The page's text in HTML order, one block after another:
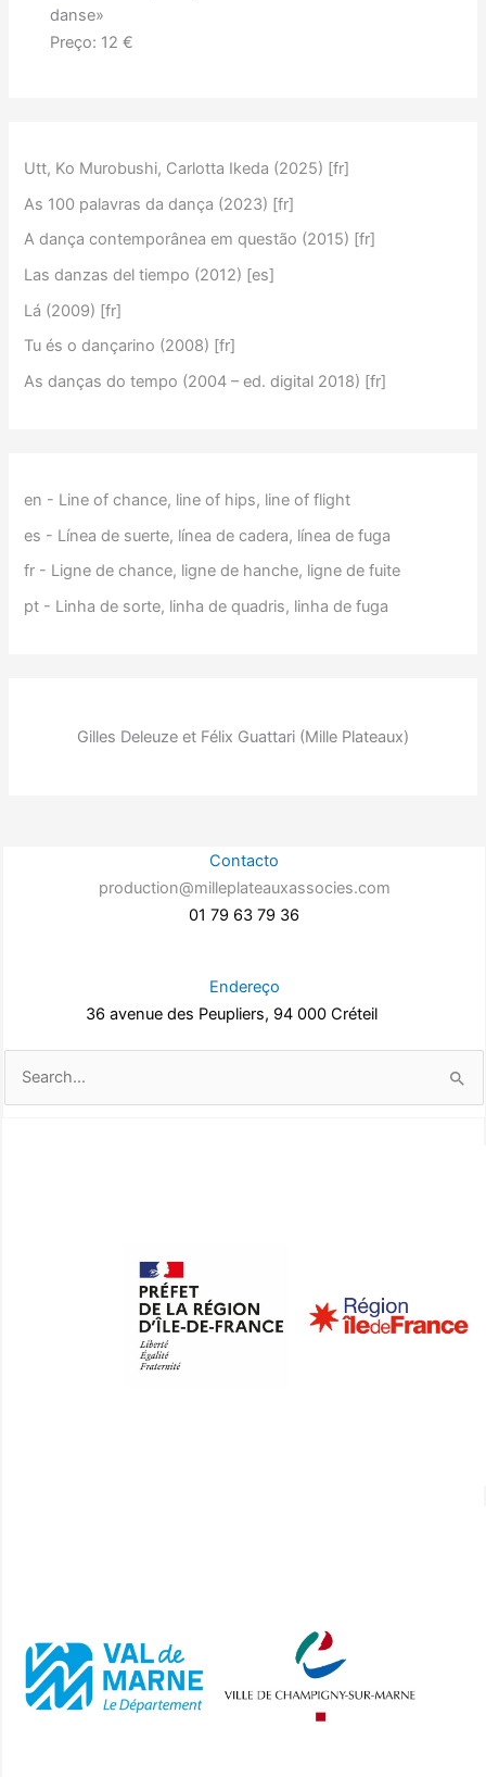
danse»
Preço: 12 €
Utt, Ko Murobushi, Carlotta Ikeda (2025) [fr]
As 100 palavras da dança (2023) [fr]
A dança contemporânea em questão (2015) [fr]
Las danzas del tiempo (2012) [es]
Lá (2009) [fr]
Tu és o dançarino (2008) [fr]
As danças do tempo (2004 – ed. digital 2018) [fr]
en - Line of chance, line of hips, line of flight
es - Línea de suerte, línea de cadera, línea de fuga
fr - Ligne de chance, ligne de hanche, ligne de fuite
pt - Linha de sorte, linha de quadris, linha de fuga
Gilles Deleuze et Félix Guattari (Mille Plateaux)
Contacto
production@milleplateauxassocies.com
01 79 63 79 36
Endereço
36 avenue des Peupliers, 94 000 Créteil
por: